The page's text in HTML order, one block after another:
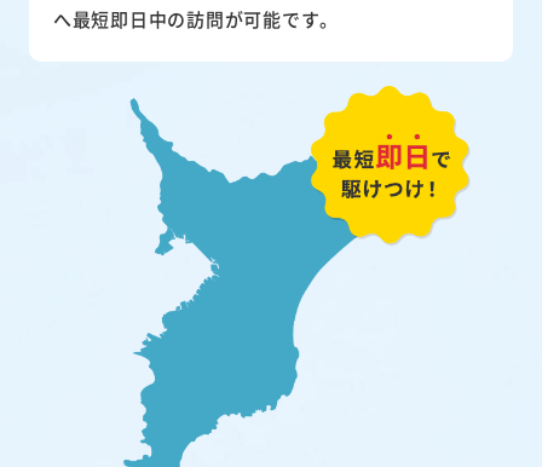
へ最短即日中の訪問が可能です。